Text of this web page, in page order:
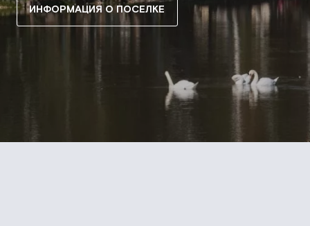
ИНФОРМАЦИЯ О ПОСЕЛКЕ